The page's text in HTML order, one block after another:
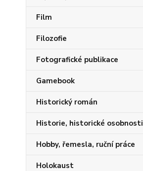
Film
Filozofie
Fotografické publikace
Gamebook
Historický román
Historie, historické osobnosti
Hobby, řemesla, ruční práce
Holokaust